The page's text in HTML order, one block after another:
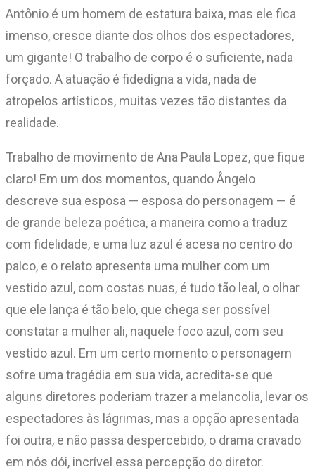
Antônio é um homem de estatura baixa, mas ele fica
imenso, cresce diante dos olhos dos espectadores,
um gigante! O trabalho de corpo é o suficiente, nada
forçado. A atuação é fidedigna a vida, nada de
atropelos artísticos, muitas vezes tão distantes da
realidade.
Trabalho de movimento de Ana Paula Lopez, que fique
claro! Em um dos momentos, quando Ângelo
descreve sua esposa — esposa do personagem — é
de grande beleza poética, a maneira como a traduz
com fidelidade, e uma luz azul é acesa no centro do
palco, e o relato apresenta uma mulher com um
vestido azul, com costas nuas, é tudo tão leal, o olhar
que ele lança é tão belo, que chega ser possível
constatar a mulher ali, naquele foco azul, com seu
vestido azul. Em um certo momento o personagem
sofre uma tragédia em sua vida, acredita-se que
alguns diretores poderiam trazer a melancolia, levar os
espectadores às lágrimas, mas a opção apresentada
foi outra, e não passa despercebido, o drama cravado
em nós dói, incrível essa percepção do diretor.